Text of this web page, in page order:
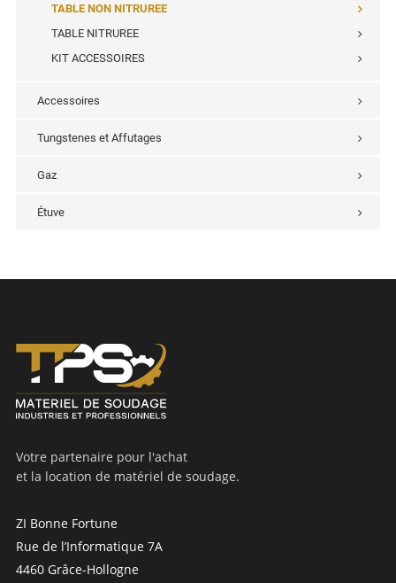
TABLE NON NITRUREE
TABLE NITRUREE
KIT ACCESSOIRES
Accessoires
Tungstenes et Affutages
Gaz
Étuve
Votre partenaire pour l'achat
et la location de matériel de soudage.
ZI Bonne Fortune
Rue de l’Informatique 7A
4460 Grâce-Hollogne